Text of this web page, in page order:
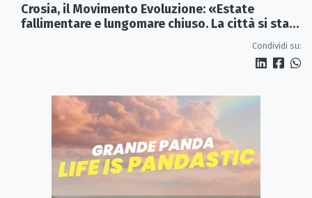
Crosia, il Movimento Evoluzione: «Estate
fallimentare e lungomare chiuso. La città si sta
Condividi su: